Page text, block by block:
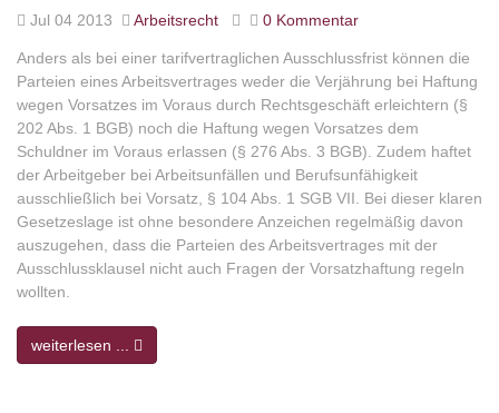
Jul 04 2013 Arbeitsrecht 0 Kommentar
Anders als bei einer tarifvertraglichen Ausschlussfrist können die
Parteien eines Arbeitsvertrages weder die Verjährung bei Haftung
wegen Vorsatzes im Voraus durch Rechtsgeschäft erleichtern (§
202 Abs. 1 BGB) noch die Haftung wegen Vorsatzes dem
Schuldner im Voraus erlassen (§ 276 Abs. 3 BGB). Zudem haftet
der Arbeitgeber bei Arbeitsunfällen und Berufsunfähigkeit
ausschließlich bei Vorsatz, § 104 Abs. 1 SGB VII. Bei dieser klaren
Gesetzeslage ist ohne besondere Anzeichen regelmäßig davon
auszugehen, dass die Parteien des Arbeitsvertrages mit der
Ausschlussklausel nicht auch Fragen der Vorsatzhaftung regeln
wollten.
weiterlesen ...